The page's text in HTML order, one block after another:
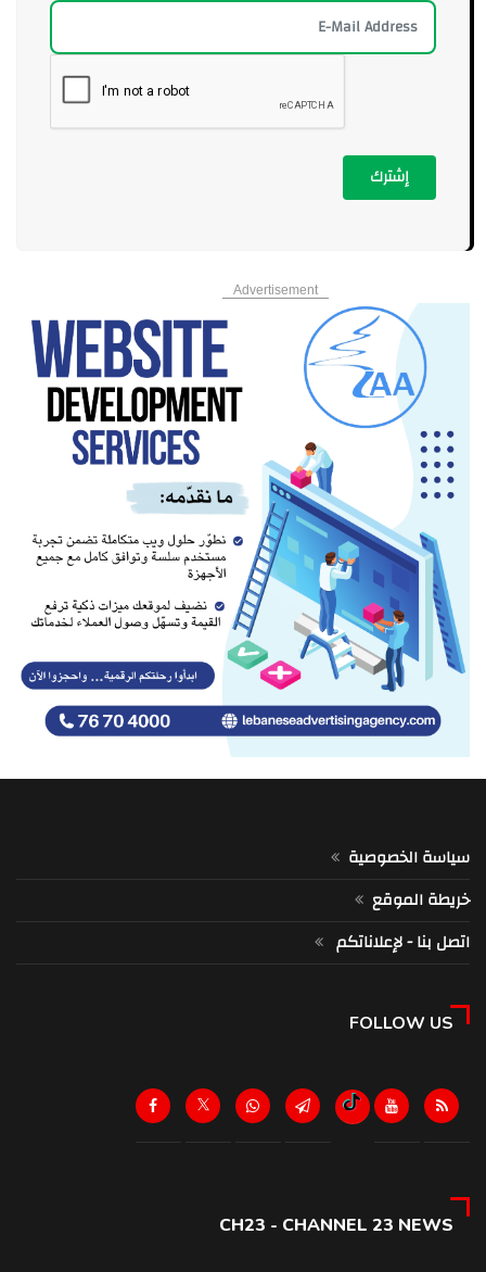
إشترك
Advertisement
سياسة الخصوصية
خريطة الموقع
اتصل بنا - لإعلاناتكم
FOLLOW US
CH23 - CHANNEL 23 NEWS